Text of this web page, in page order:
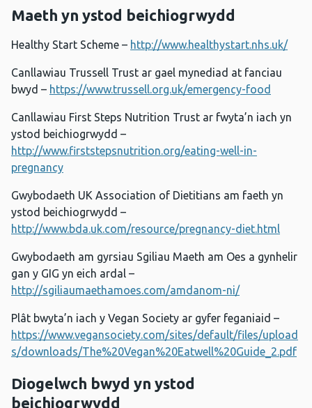
Maeth yn ystod beichiogrwydd
Healthy Start Scheme – http://www.healthystart.nhs.uk/
Canllawiau Trussell Trust ar gael mynediad at fanciau
bwyd – https://www.trussell.org.uk/emergency-food
Canllawiau First Steps Nutrition Trust ar fwyta’n iach yn
ystod beichiogrwydd –
http://www.firststepsnutrition.org/eating-well-in-
pregnancy
Gwybodaeth UK Association of Dietitians am faeth yn
ystod beichiogrwydd –
http://www.bda.uk.com/resource/pregnancy-diet.html
Gwybodaeth am gyrsiau Sgiliau Maeth am Oes a gynhelir
gan y GIG yn eich ardal –
http://sgiliaumaethamoes.com/amdanom-ni/
Plât bwyta’n iach y Vegan Society ar gyfer feganiaid –
https://www.vegansociety.com/sites/default/files/upload
s/downloads/The%20Vegan%20Eatwell%20Guide_2.pdf
Diogelwch bwyd yn ystod
beichiogrwydd